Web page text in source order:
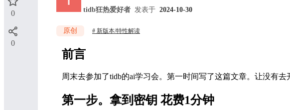
0
0
tidb狂热爱好者 发表于 2024-10-30
原创 新版本/特性解读
前言
周末去参加了tidb的ai学习会。第一时间写了这篇文章。让没有
第一步。拿到密钥 花费1分钟